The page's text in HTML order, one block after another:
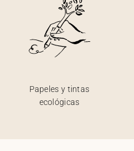
Papeles y tintas
ecológicas